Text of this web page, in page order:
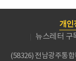
개인
뉴스레터 구
(58326) 전남광주통